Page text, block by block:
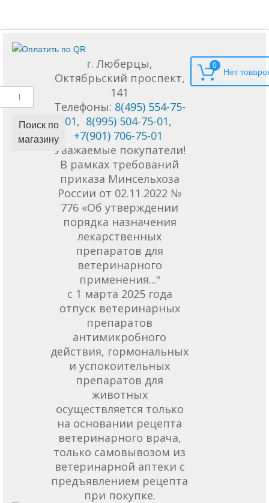
Поиск по
магазину
г. Люберцы,
Октябрьский проспект,
141
Телефоны: 8(495) 554-75-
01, 8(995) 504-75-01,
+7(901) 706-75-01
Уважаемые покупатели!
В рамках требований
приказа Минсельхоза
России от 02.11.2022 №
776 «Об утверждении
порядка назначения
лекарственных
препаратов для
ветеринарного
применения..."
с 1 марта 2025 года
отпуск ветеринарных
препаратов
антимикробного
действия, гормональных
и успокоительных
препаратов для
животных
осуществляется только
на основании рецепта
ветеринарного врача,
только самовывозом из
ветеринарной аптеки с
предъявлением рецепта
при покупке.
0